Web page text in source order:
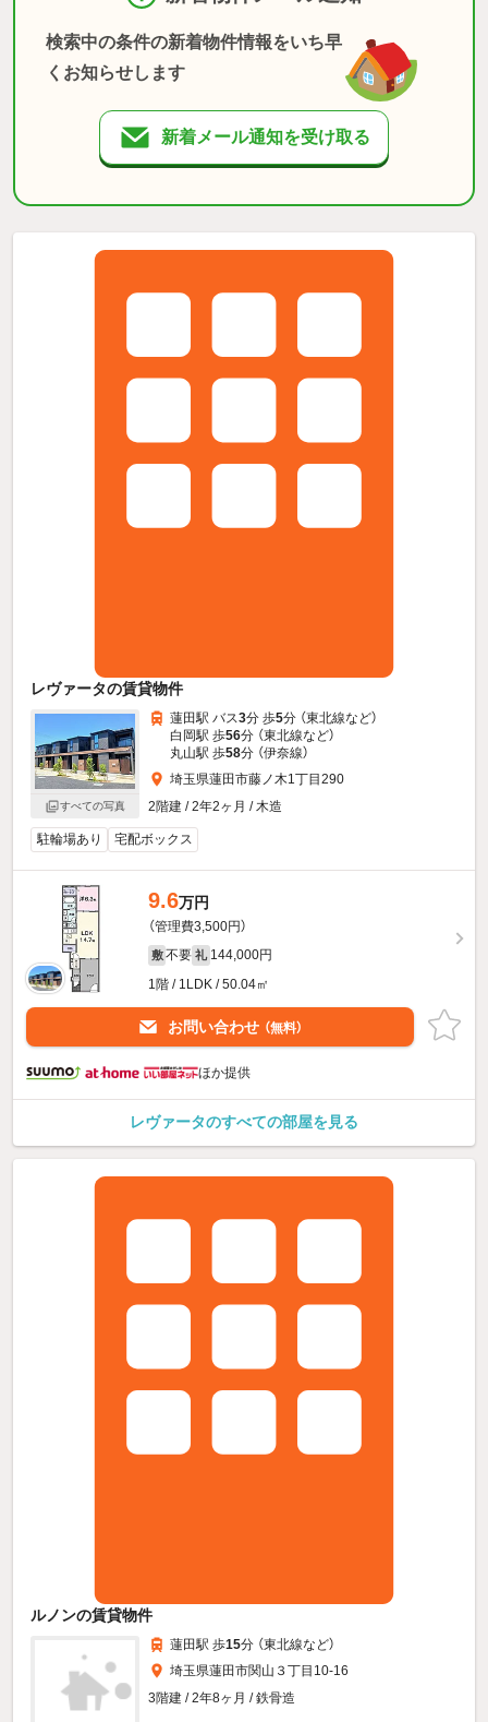
検索中の条件の新着物件情報をいち早
くお知らせします
新着メール通知を受け取る
レヴァータの賃貸物件
すべての写真
蓮田駅 バス3分 歩5分 （東北線など）
白岡駅 歩56分 （東北線など）
丸山駅 歩58分 （伊奈線）
埼玉県蓮田市藤ノ木1丁目290
2階建 / 2年2ヶ月 / 木造
駐輪場あり 宅配ボックス
9.6万円
（管理費3,500円）
敷 不要 礼 144,000円
1階 / 1LDK / 50.04㎡
お問い合わせ （無料）
ほか提供
レヴァータのすべての部屋を見る
ルノンの賃貸物件
蓮田駅 歩15分 （東北線など）
埼玉県蓮田市関山３丁目10-16
3階建 / 2年8ヶ月 / 鉄骨造